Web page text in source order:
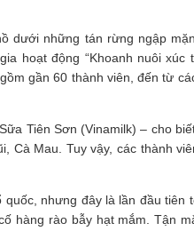
dưới những tán rừng ngập
hoạt động “Khoanh nuôi
gần 60 thành viên, đến từ
Tiên Sơn (Vinamilk) – cho
Cà Mau. Tuy vậy, các thành
nhưng đây là lần đầu
hàng rào bẫy hạt mắm. Tận